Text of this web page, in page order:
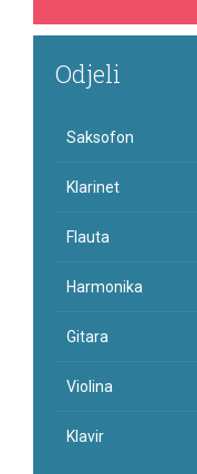
Odjeli
Saksofon
Klarinet
Flauta
Harmonika
Gitara
Violina
Klavir